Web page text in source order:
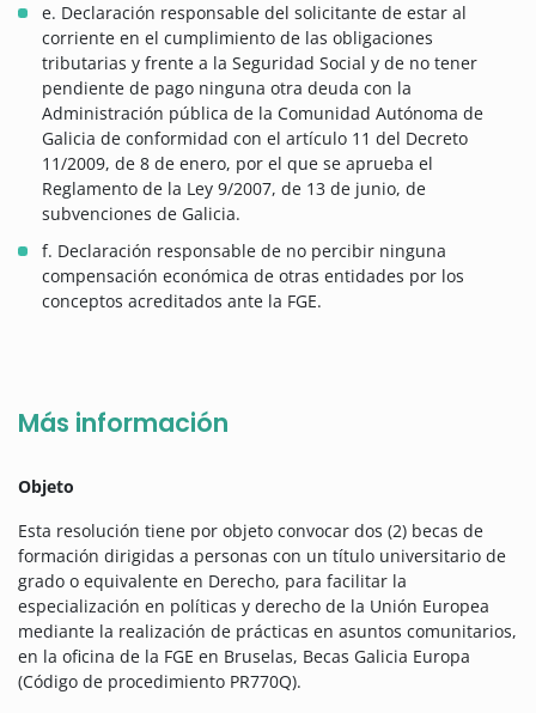
e. Declaración responsable del solicitante de estar al
corriente en el cumplimiento de las obligaciones
tributarias y frente a la Seguridad Social y de no tener
pendiente de pago ninguna otra deuda con la
Administración pública de la Comunidad Autónoma de
Galicia de conformidad con el artículo 11 del Decreto
11/2009, de 8 de enero, por el que se aprueba el
Reglamento de la Ley 9/2007, de 13 de junio, de
subvenciones de Galicia.
f. Declaración responsable de no percibir ninguna
compensación económica de otras entidades por los
conceptos acreditados ante la FGE.
Más información
Objeto
Esta resolución tiene por objeto convocar dos (2) becas de
formación dirigidas a personas con un título universitario de
grado o equivalente en Derecho, para facilitar la
especialización en políticas y derecho de la Unión Europea
mediante la realización de prácticas en asuntos comunitarios,
en la oficina de la FGE en Bruselas, Becas Galicia Europa
(Código de procedimiento PR770Q).